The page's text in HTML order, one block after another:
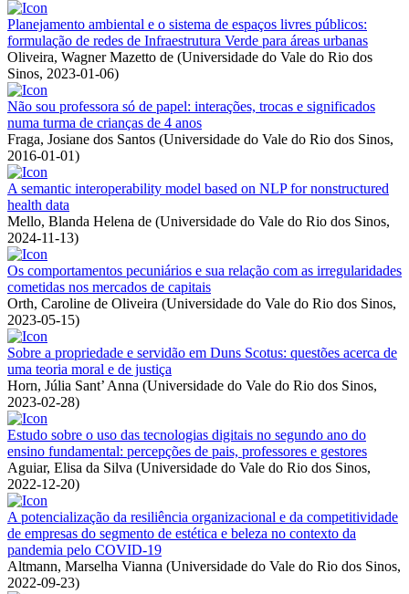
Planejamento ambiental e o sistema de espaços livres públicos:
formulação de redes de Infraestrutura Verde para áreas urbanas
Oliveira, Wagner Mazetto de (Universidade do Vale do Rio dos
Sinos, 2023-01-06)
Não sou professora só de papel: interações, trocas e significados
numa turma de crianças de 4 anos
Fraga, Josiane dos Santos (Universidade do Vale do Rio dos Sinos,
2016-01-01)
A semantic interoperability model based on NLP for nonstructured
health data
Mello, Blanda Helena de (Universidade do Vale do Rio dos Sinos,
2024-11-13)
Os comportamentos pecuniários e sua relação com as irregularidades
cometidas nos mercados de capitais
Orth, Caroline de Oliveira (Universidade do Vale do Rio dos Sinos,
2023-05-15)
Sobre a propriedade e servidão em Duns Scotus: questões acerca de
uma teoria moral e de justiça
Horn, Júlia Sant’ Anna (Universidade do Vale do Rio dos Sinos,
2023-02-28)
Estudo sobre o uso das tecnologias digitais no segundo ano do
ensino fundamental: percepções de pais, professores e gestores
Aguiar, Elisa da Silva (Universidade do Vale do Rio dos Sinos,
2022-12-20)
A potencialização da resiliência organizacional e da competitividade
de empresas do segmento de estética e beleza no contexto da
pandemia pelo COVID-19
Altmann, Marselha Vianna (Universidade do Vale do Rio dos Sinos,
2022-09-23)